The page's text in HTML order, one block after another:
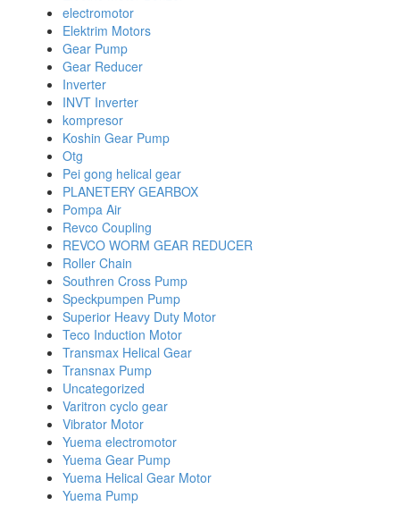
electromotor
Elektrim Motors
Gear Pump
Gear Reducer
Inverter
INVT Inverter
kompresor
Koshin Gear Pump
Otg
Pei gong helical gear
PLANETERY GEARBOX
Pompa Air
Revco Coupling
REVCO WORM GEAR REDUCER
Roller Chain
Southren Cross Pump
Speckpumpen Pump
Superior Heavy Duty Motor
Teco Induction Motor
Transmax Helical Gear
Transnax Pump
Uncategorized
Varitron cyclo gear
Vibrator Motor
Yuema electromotor
Yuema Gear Pump
Yuema Helical Gear Motor
Yuema Pump